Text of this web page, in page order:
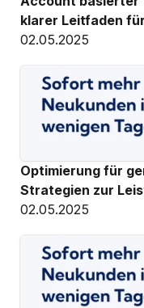
klarer Leitfaden
02.05.2025
Optimierung für
Strategien zur
02.05.2025